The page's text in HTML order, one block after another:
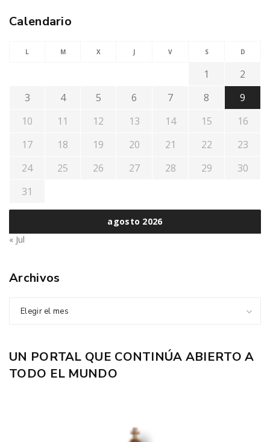
Calendario
agosto 2026
L M X J V S D
1
2
3
4 5 6 7 8
9
10
11 12 13 14 15
16
17
18 19 20 21 22
23
24
25 26 27 28 29
30
31
« Jul
Archivos
Elegir el mes
UN PORTAL QUE CONTINÚA ABIERTO A
TODO EL MUNDO